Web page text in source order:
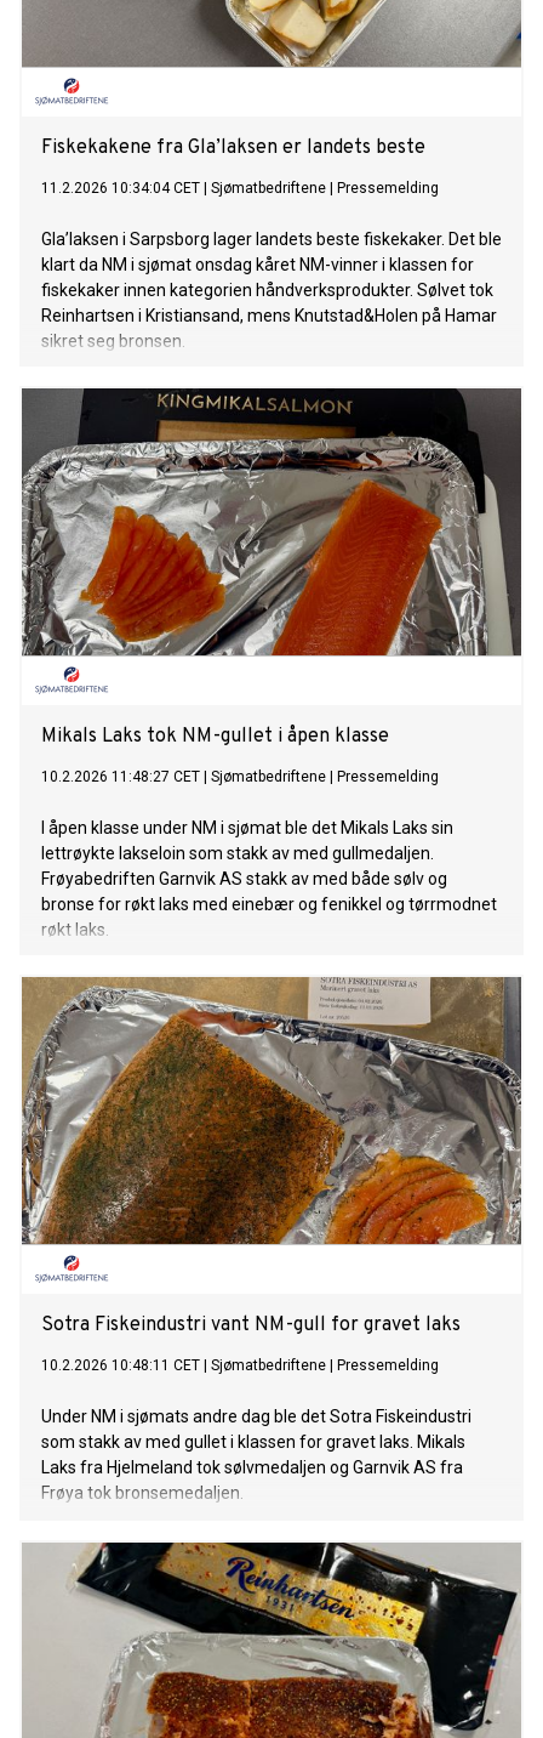
Fiskekakene fra Gla’laksen er landets beste
11.2.2026 10:34:04 CET Sjømatbedriftene Pressemelding
Gla’laksen i Sarpsborg lager landets beste fiskekaker. Det ble
klart da NM i sjømat onsdag kåret NM-vinner i klassen for
fiskekaker innen kategorien håndverksprodukter. Sølvet tok
Reinhartsen i Kristiansand, mens Knutstad&Holen på Hamar
sikret seg bronsen.
Mikals Laks tok NM-gullet i åpen klasse
10.2.2026 11:48:27 CET Sjømatbedriftene Pressemelding
I åpen klasse under NM i sjømat ble det Mikals Laks sin
lettrøykte lakseloin som stakk av med gullmedaljen.
Frøyabedriften Garnvik AS stakk av med både sølv og
bronse for røkt laks med einebær og fenikkel og tørrmodnet
røkt laks.
Sotra Fiskeindustri vant NM-gull for gravet laks
10.2.2026 10:48:11 CET Sjømatbedriftene Pressemelding
Under NM i sjømats andre dag ble det Sotra Fiskeindustri
som stakk av med gullet i klassen for gravet laks. Mikals
Laks fra Hjelmeland tok sølvmedaljen og Garnvik AS fra
Frøya tok bronsemedaljen.